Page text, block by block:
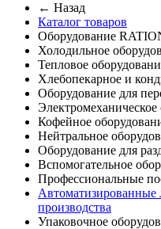
← Назад
Каталог товаров
Оборудование
Холодильное
Тепловое
Хлебопекарное и
Оборудование для
Электромеханическое
Кофейное
Нейтральное
Оборудование для
Вспомогательное
Профессиональные
производства
Упаковочное